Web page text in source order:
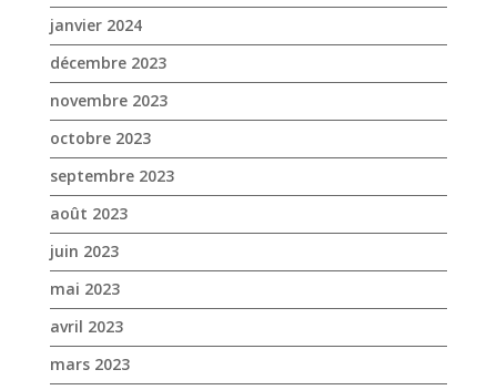
janvier 2024
décembre 2023
novembre 2023
octobre 2023
septembre 2023
août 2023
juin 2023
mai 2023
avril 2023
mars 2023